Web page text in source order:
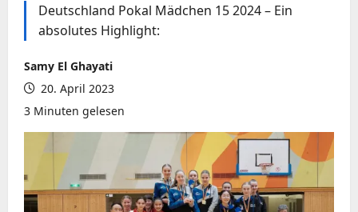
Deutschland Pokal Mädchen 15 2024 – Ein
absolutes Highlight:
Samy El Ghayati
20. April 2023
3 Minuten gelesen